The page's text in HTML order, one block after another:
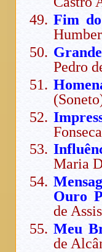
Fim
Pedro
Maria
Ouro
de
Meu
de